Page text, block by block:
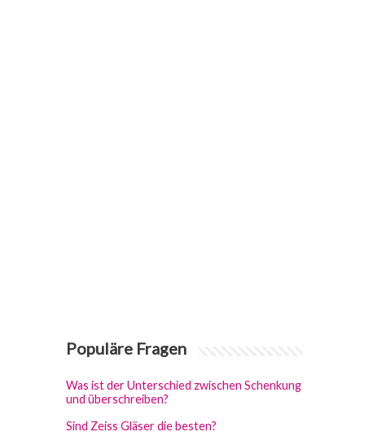
Populäre Fragen
Was ist der Unterschied zwischen Schenkung
und überschreiben?
Sind Zeiss Gläser die besten?